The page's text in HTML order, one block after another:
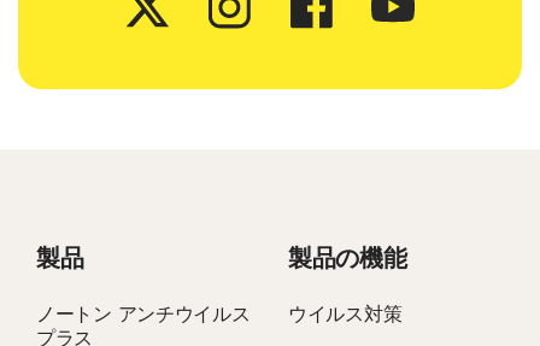
製品
ノートン アンチウイルス
プラス
製品の機能
ウイルス対策